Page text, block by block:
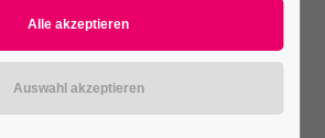
Background